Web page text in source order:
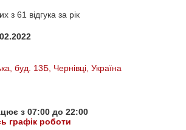
з 61 відгука за рік
буд. 13Б, Чернівці, Україна
з 07:00 до 22:00
графік роботи